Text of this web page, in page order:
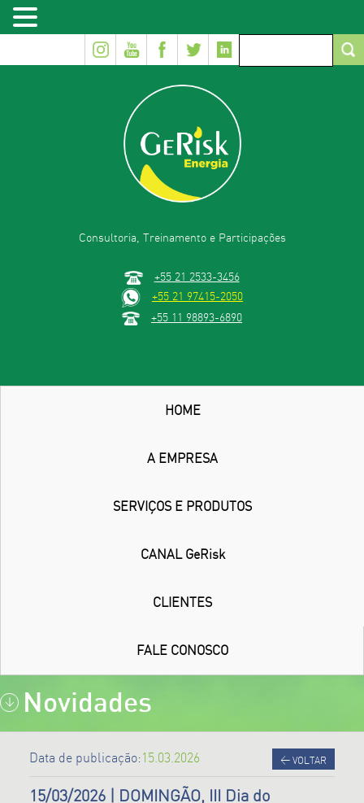
Consultoria, Treinamento e Participações
+55 21 2533-3456
+55 21 97415-2050
+55 11 98893-6890
HOME
A EMPRESA
SERVIÇOS E PRODUTOS
CANAL GeRisk
CLIENTES
FALE CONOSCO
Novidades
Data de publicação:15.03.2026 < VOLTAR
15/03/2026 | DOMINGÃO, III Dia do